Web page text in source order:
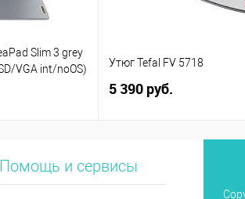
Slim 3 grey
VGA int/noOS)
Утюг Tefal FV 5718
5 390 руб.
Помощь и сервисы